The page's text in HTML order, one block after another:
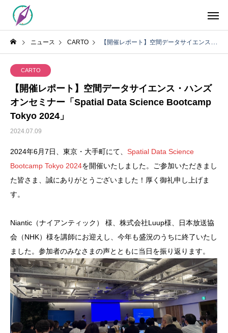
ニュース CARTO 【開催レポート】空間データサイエンス・ハンズオンセミナー「Spatial Data Science Bootcamp Tokyo 2024」
CARTO
【開催レポート】空間データサイエンス・ハンズ
オンセミナー「Spatial Data Science Bootcamp
Tokyo 2024」
2024.07.09
2024年6月7日、東京・大手町にて、 Spatial Data Science
Bootcamp Tokyo 2024を開催いたしました。ご参加いただきまし
た皆さま、誠にありがとうございました！厚く御礼申し上げま
す。
Niantic（ナイアンティック） 様、株式会社Luup様、日本放送協
会（NHK）様を講師にお迎えし、今年も盛況のうちに終了いたし
ました。参加者のみなさまの声とともに当日を振り返ります。